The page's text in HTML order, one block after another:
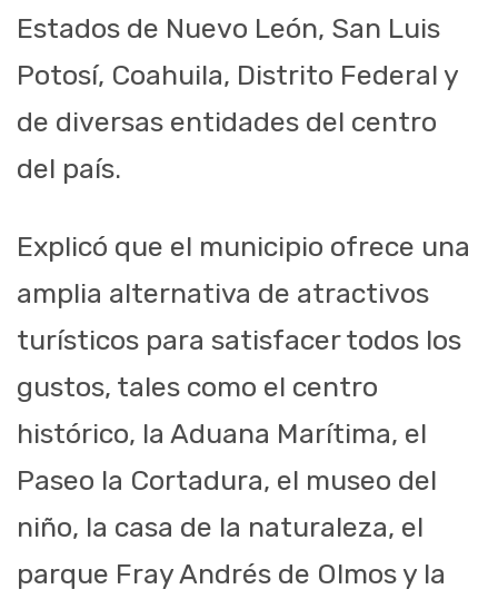
Estados de Nuevo León, San Luis
Potosí, Coahuila, Distrito Federal y
de diversas entidades del centro
del país.
Explicó que el municipio ofrece una
amplia alternativa de atractivos
turísticos para satisfacer todos los
gustos, tales como el centro
histórico, la Aduana Marítima, el
Paseo la Cortadura, el museo del
niño, la casa de la naturaleza, el
parque Fray Andrés de Olmos y la